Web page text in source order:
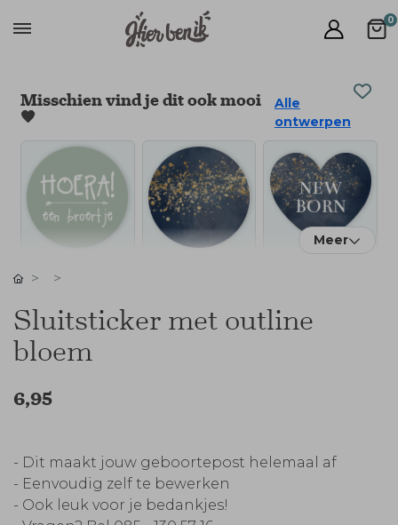
0
Misschien vind je dit ook mooi
🧡
Alle
ontwerpen
Meer
Sluitsticker met outline
bloem
6,95
- Dit maakt jouw geboortepost helemaal af
- Eenvoudig zelf te bewerken
- Ook leuk voor je bedankjes!